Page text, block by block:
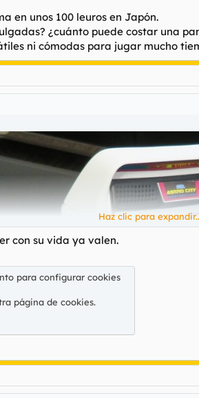
en unos 100 leuros en Japón.
¿cuánto puede costar una
ni cómodas para jugar mucho
Haz clic para
con su vida ya valen.
para configurar cookies
página de cookies.